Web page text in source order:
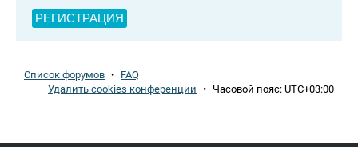
РЕГИСТРАЦИЯ
Список форумов • FAQ
Удалить cookies конференции • Часовой пояс: UTC+03:00